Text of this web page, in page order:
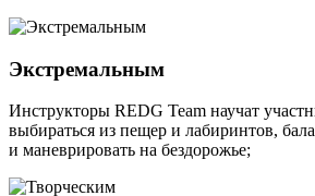
Экстремальным
Инструкторы REDG Team научат
выбираться из пещер и лабиринтов,
и маневрировать на бездорожье;